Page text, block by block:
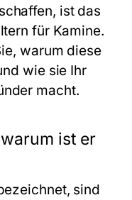
ist das
für Kamine.
warum diese
wie sie Ihr
macht.
ist er
sind